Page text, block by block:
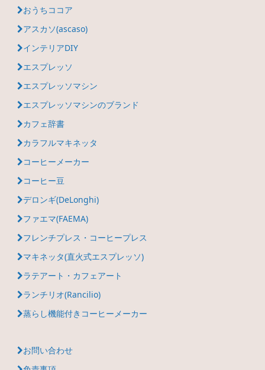
おうちココア
アスカソ(ascaso)
インテリアDIY
エスプレッソ
エスプレッソマシン
エスプレッソマシンのブランド
カフェ辞書
カラフルマキネッタ
コーヒーメーカー
コーヒー豆
デロンギ(DeLonghi)
ファエマ(FAEMA)
フレンチプレス・コーヒープレス
マキネッタ(直火式エスプレッソ)
ラテアート・カフェアート
ランチリオ(Rancilio)
蒸らし機能付きコーヒーメーカー
お問い合わせ